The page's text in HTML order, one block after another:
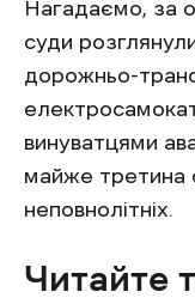
Нагадаємо, за
суди
дорожньо-
винуватцями
майже третина
неповнолітніх.
Читайте